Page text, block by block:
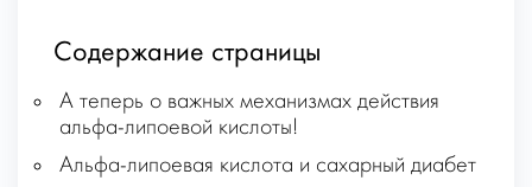
Содержание страницы
А теперь о важных механизмах действия
альфа-липоевой кислоты!
Альфа-липоевая кислота и сахарный диабет